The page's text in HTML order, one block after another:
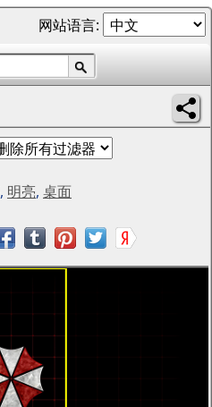
网站语言:
, 明亮, 桌面